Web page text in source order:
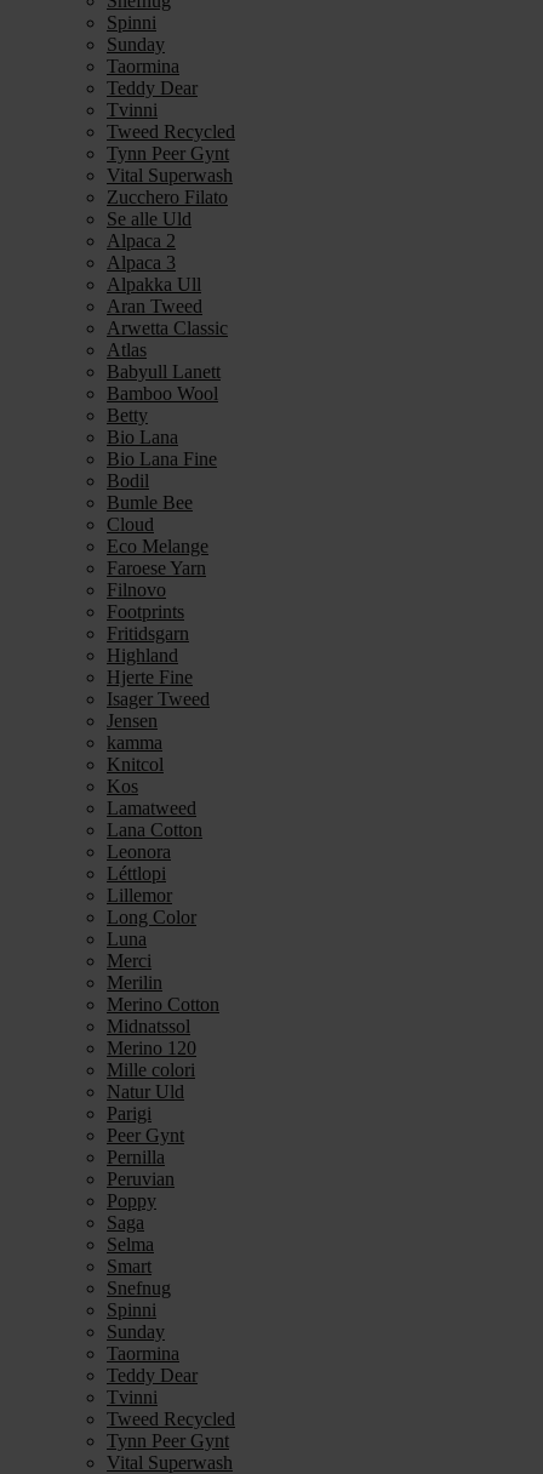
Spinni
Sunday
Taormina
Teddy Dear
Tvinni
Tweed Recycled
Tynn Peer Gynt
Vital Superwash
Zucchero Filato
Se alle Uld
Alpaca 2
Alpaca 3
Alpakka Ull
Aran Tweed
Arwetta Classic
Atlas
Babyull Lanett
Bamboo Wool
Betty
Bio Lana
Bio Lana Fine
Bodil
Bumle Bee
Cloud
Eco Melange
Faroese Yarn
Filnovo
Footprints
Fritidsgarn
Highland
Hjerte Fine
Isager Tweed
Jensen
kamma
Knitcol
Kos
Lamatweed
Lana Cotton
Leonora
Léttlopi
Lillemor
Long Color
Luna
Merci
Merilin
Merino Cotton
Midnatssol
Merino 120
Mille colori
Natur Uld
Parigi
Peer Gynt
Pernilla
Peruvian
Poppy
Saga
Selma
Smart
Snefnug
Spinni
Sunday
Taormina
Teddy Dear
Tvinni
Tweed Recycled
Tynn Peer Gynt
Vital Superwash